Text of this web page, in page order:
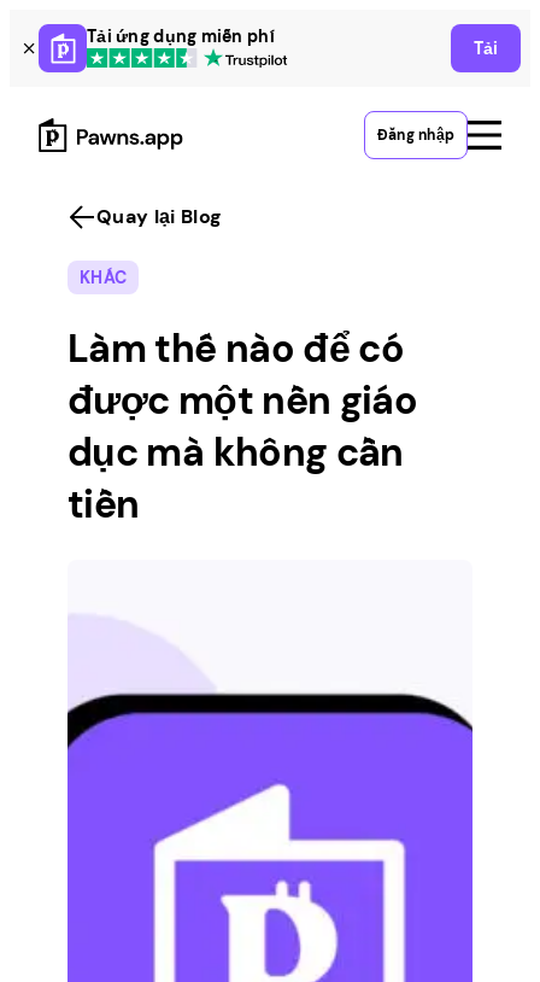
Skip
to
content
Tải ứng dụng miễn phí
Tải
Đăng nhập
Quay lại Blog
KHÁC
Làm thế nào để có
được một nền giáo
dục mà không cần
tiền